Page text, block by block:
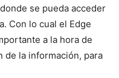
se pueda acceder
Con lo cual el Edge
a la hora de
de la información, para